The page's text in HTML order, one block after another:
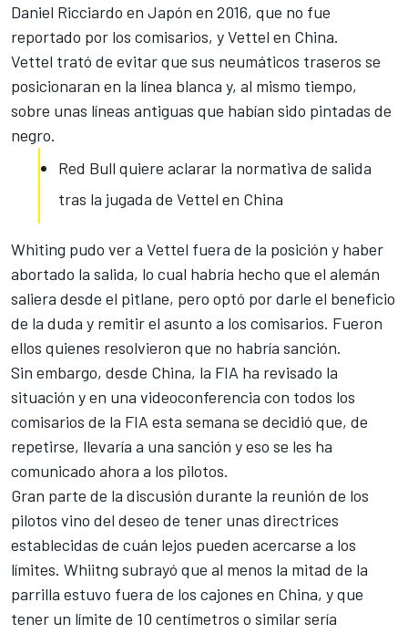
Daniel Ricciardo en Japón en 2016, que no fue
reportado por los comisarios, yVettel en China.
Vettel trató de evitar que sus neumáticos traseros se
posicionaran en la línea blanca y, al mismo tiempo,
sobre unas líneas antiguas que habían sido pintadas de
negro.
Red Bull quiere aclarar la normativa de salida
tras la jugada de Vettel en China
Whiting pudo ver a Vettel fuera de la posición y haber
abortado la salida, lo cual habría hecho que el alemán
saliera desde el pitlane, pero optó por darle el beneficio
de la duda y remitir el asunto a los comisarios. Fueron
ellos quienes resolvieron que no habría sanción.
Sin embargo, desde China, la FIA ha revisado la
situación y en una videoconferencia con todos los
comisarios de la FIA esta semana se decidió que, de
repetirse, llevaría a una sanción y eso se les ha
comunicado ahora a los pilotos.
Gran parte de la discusión durante la reunión de los
pilotos vino del deseo de tener unas directrices
establecidas de cuán lejos pueden acercarse a los
límites. Whiitng subrayó que al menos la mitad de la
parrilla estuvo fuera de los cajones en China, y que
tener un límite de 10 centímetros o similar sería